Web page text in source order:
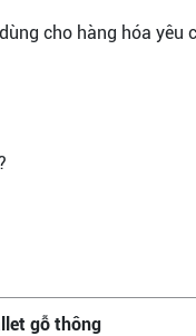
cho hàng hóa yêu
gỗ thông